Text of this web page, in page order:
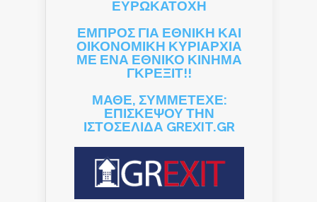
ΕΥΡΩΚΑΤΟΧΗ
ΕΜΠΡΟΣ ΓΙΑ ΕΘΝΙΚΗ ΚΑΙ
ΟΙΚΟΝΟΜΙΚΗ ΚΥΡΙΑΡΧΙΑ
ΜΕ ΕΝΑ ΕΘΝΙΚΟ ΚΙΝΗΜΑ
ΓΚΡΕΞΙΤ!!
ΜΑΘΕ, ΣΥΜΜΕΤΕΧΕ:
ΕΠΙΣΚΕΨΟΥ ΤΗΝ
ΙΣΤΟΣΕΛΙΔΑ GREXIT.GR